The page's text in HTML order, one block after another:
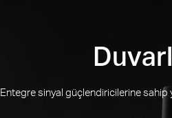
Entegre sinyal güçlendiricilerine sahip